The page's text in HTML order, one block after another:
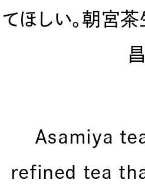
てほしい。朝宮
Asamiya
refined tea